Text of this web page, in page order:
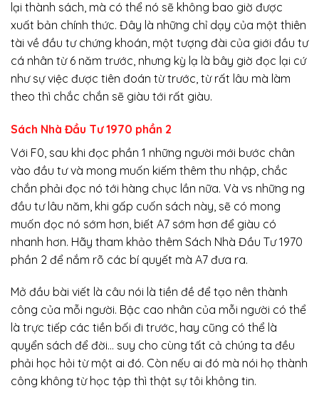
lại thành sách, mà có thể nó sẽ không bao giờ được
xuất bản chính thức. Đây là những chỉ dạy của một thiên
tài về đầu tư chứng khoán, một tượng đài của giới đầu tư
cá nhân từ 6 năm trước, nhưng kỳ lạ là bây giờ đọc lại cứ
như sự việc được tiên đoán từ trước, từ rất lâu mà làm
theo thì chắc chắn sẽ giàu tới rất giàu.
Sách Nhà Đầu Tư 1970 phần 2
Với F0, sau khi đọc phần 1 những người mới bước chân
vào đầu tư và mong muốn kiếm thêm thu nhập, chắc
chắn phải đọc nó tới hàng chục lần nữa. Và vs những ng
đầu tư lâu năm, khi gấp cuốn sách này, sẽ có mong
muốn đọc nó sớm hơn, biết A7 sớm hơn để giàu có
nhanh hơn. Hãy tham khảo thêm Sách Nhà Đầu Tư 1970
phần 2 để nắm rõ các bí quyết mà A7 đưa ra.
Mở đầu bài viết là câu nói là tiền đề để tạo nên thành
công của mỗi người. Bậc cao nhân của mỗi người có thể
là trực tiếp các tiền bối đi trước, hay cũng có thể là
quyển sách để đời… suy cho cùng tất cả chúng ta đều
phải học hỏi từ một ai đó. Còn nếu ai đó mà nói họ thành
công không từ học tập thì thật sự tôi không tin.